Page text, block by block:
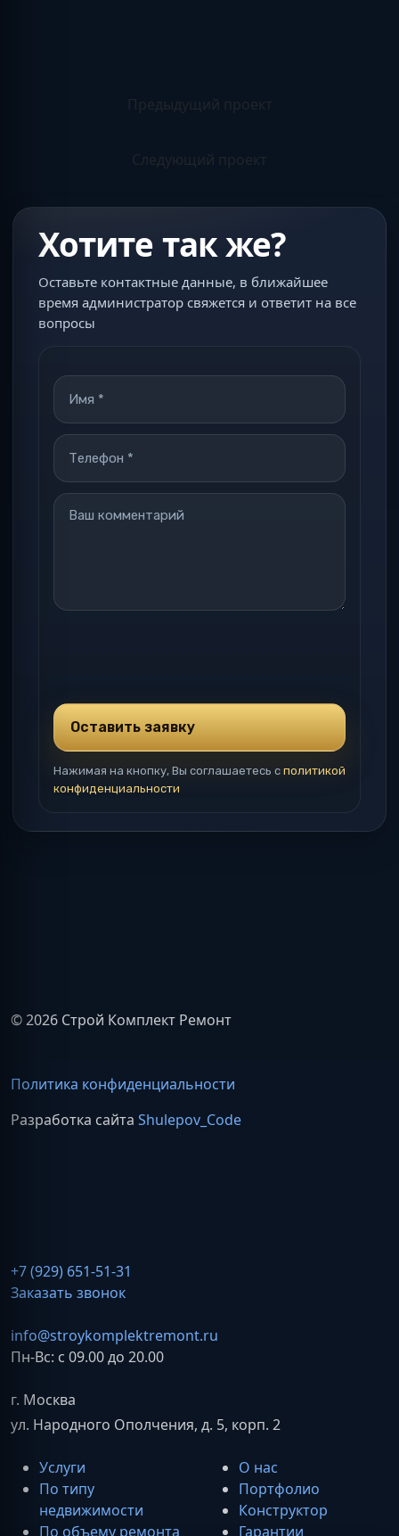
Предыдущий проект
Следующий проект
Хотите так же?
Оставьте контактные данные, в ближайшее
время администратор свяжется и ответит на все
вопросы
Нажимая на кнопку, Вы соглашаетесь с политикой
конфиденциальности
© 2026 Строй Комплект Ремонт
Политика конфиденциальности
Разработка сайта Shulepov_Code
Услуги
По типу
недвижимости
По объему ремонта
О нас
Портфолио
Конструктор
Гарантии
+7 (929) 651-51-31
Заказать звонок
info@stroykomplektremont.ru
Пн-Вс: с 09.00 до 20.00
г. Москва
ул. Народного Ополчения, д. 5, корп. 2